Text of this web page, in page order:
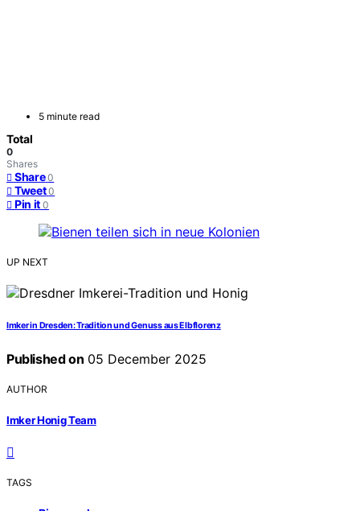
5 minute read
Total
0
Shares
Share 0
Tweet 0
Pin it 0
UP NEXT
Imker in Dresden: Tradition und Genuss aus Elbflorenz
Published on 05 December 2025
AUTHOR
Imker Honig Team
TAGS